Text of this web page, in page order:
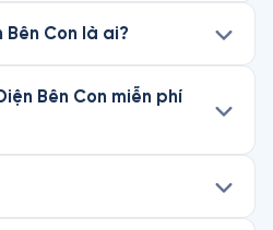
Bên Con là ai?
Bên Con miễn phí